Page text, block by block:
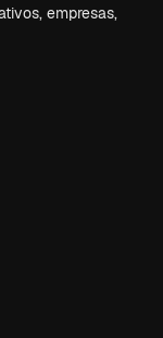
empresas,